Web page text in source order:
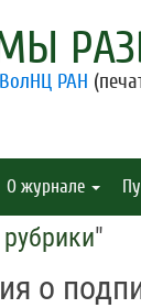
ВолНЦ РАН
О журнале
"
о